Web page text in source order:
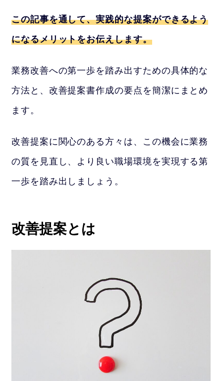
この記事を通して、実践的な提案ができるよう
になるメリットをお伝えします。
業務改善への第一歩を踏み出すための具体的な
方法と、改善提案書作成の要点を簡潔にまとめ
ます。
改善提案に関心のある方々は、この機会に業務
の質を見直し、より良い職場環境を実現する第
一歩を踏み出しましょう。
改善提案とは